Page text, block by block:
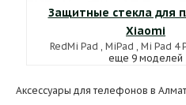
Защитные стекла для
Xiaomi
RedMi Pad , MiPad , Mi Pad 4
еще 9 моделей
Аксессуары для телефонов в